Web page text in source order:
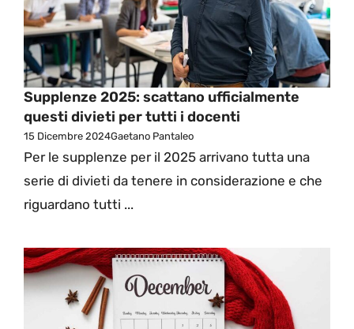
Supplenze 2025: scattano ufficialmente
questi divieti per tutti i docenti
15 Dicembre 2024Gaetano Pantaleo
Per le supplenze per il 2025 arrivano tutta una
serie di divieti da tenere in considerazione e che
riguardano tutti ...